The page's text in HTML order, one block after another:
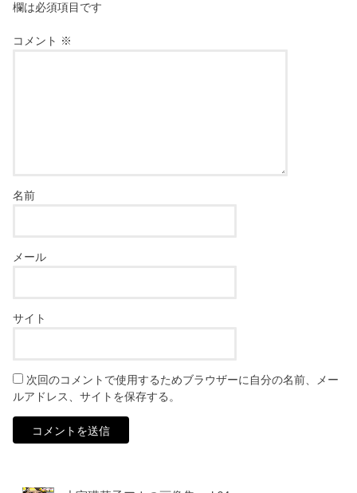
欄は必須項目です
コメント ※
名前
メール
サイト
次回のコメントで使用するためブラウザーに自分の名前、メー
ルアドレス、サイトを保存する。